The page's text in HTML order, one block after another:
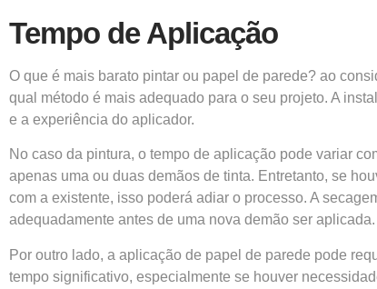
Tempo de Aplicação
O que é mais barato pintar ou papel de parede? ao
qual método é mais adequado para o seu projeto. A
e a experiência do aplicador.
No caso da pintura, o tempo de aplicação pode variar
apenas uma ou duas demãos de tinta. Entretanto, se
com a existente, isso poderá adiar o processo. A
adequadamente antes de uma nova demão ser aplicada.
Por outro lado, a aplicação de papel de parede pode
tempo significativo, especialmente se houver